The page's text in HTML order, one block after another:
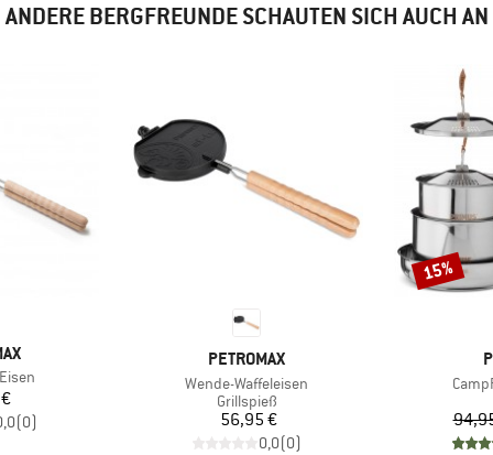
ANDERE BERGFREUNDE SCHAUTEN SICH AUCH AN
(0)
MARKE
PETROMAX
Artikel
Wende-Waffeleisen
Produktgruppe
Grillspieß
Preis
56,95 €
0,0(0)
Artikel
Rabatt
15%